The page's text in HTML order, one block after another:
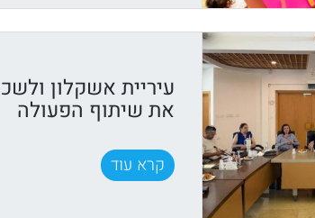
עיריית אשקלון
את שיתוף הפעולה
קרא עוד